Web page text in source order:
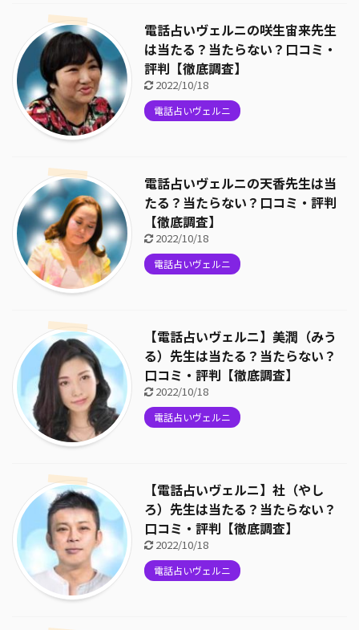
電話占いヴェルニの咲生宙来先生
は当たる？当たらない？口コミ・
評判【徹底調査】
2022/10/18
電話占いヴェルニ
電話占いヴェルニの天香先生は当
たる？当たらない？口コミ・評判
【徹底調査】
2022/10/18
電話占いヴェルニ
【電話占いヴェルニ】美潤（みう
る）先生は当たる？当たらない？
口コミ・評判【徹底調査】
2022/10/18
電話占いヴェルニ
【電話占いヴェルニ】社（やし
ろ）先生は当たる？当たらない？
口コミ・評判【徹底調査】
2022/10/18
電話占いヴェルニ